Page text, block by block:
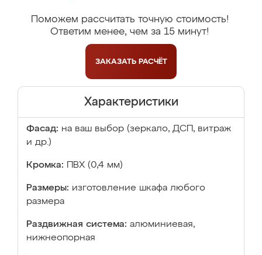
Поможем рассчитать точную стоимость!
Ответим менее, чем за 15 минут!
ЗАКАЗАТЬ РАСЧЁТ
Характеристики
Фасад: на ваш выбор (зеркало, ДСП, витраж
и др.)
Кромка: ПВХ (0,4 мм)
Размеры: изготовление шкафа любого
размера
Раздвижная система: алюминиевая,
нижнеопорная